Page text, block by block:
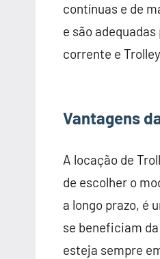
contínuas e de
e são
corrente e
Vantagens
A locação de
de escolher o
a longo prazo, é
se beneficiam
esteja sempre